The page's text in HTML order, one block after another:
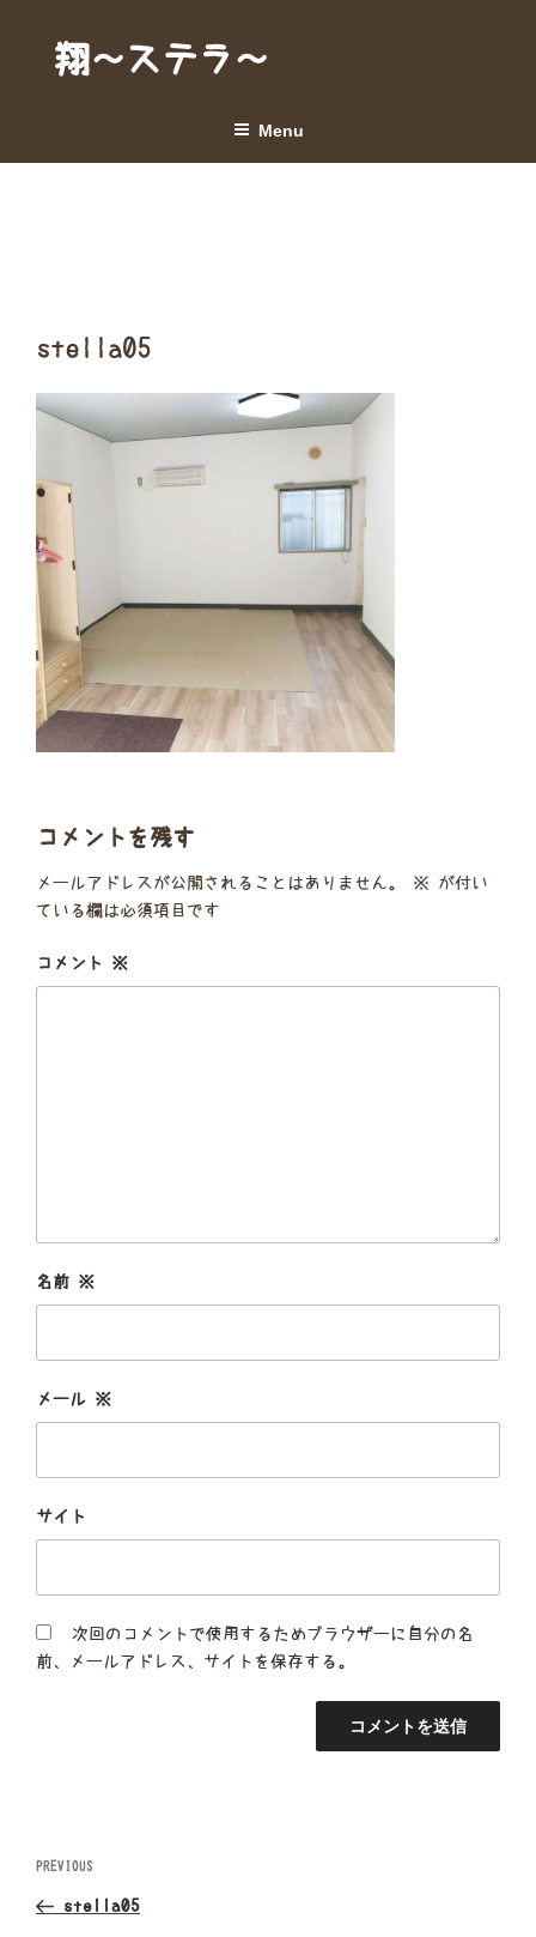
content翔～ステラ～
Menu
stella05
コメントを残す
メールアドレスが公開されることはありません。 ※ が付い
ている欄は必須項目です
コメント ※
名前 ※
メール ※
サイト
次回のコメントで使用するためブラウザーに自分の名
前、メールアドレス、サイトを保存する。
投
稿
Previous
Post
PREVIOUS
stella05